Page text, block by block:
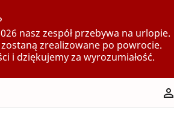
nasz zespół przebywa na urlopie.
zrealizowane po powrocie.
i dziękujemy za wyrozumiałość.
